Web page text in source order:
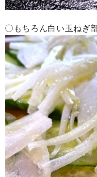
〇もちろん白い玉ねぎ